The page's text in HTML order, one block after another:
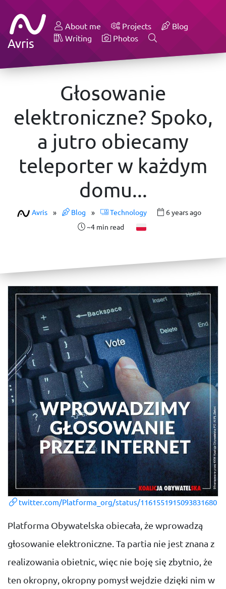
Avris
About me Projects
Blog
Writing
Photos
Głosowanie
elektroniczne? Spoko,
a jutro obiecamy
teleporter w każdym
domu...
Avris » Blog » Technology
6 years ago
~4 min read
twitter.com/Platforma_org/status/1161551915093831680
Platforma Obywatelska obiecała, że wprowadzą
głosowanie elektroniczne. Ta partia nie jest znana z
realizowania obietnic, więc nie boję się zbytnio, że
ten okropny, okropny pomysł wejdzie dzięki nim w